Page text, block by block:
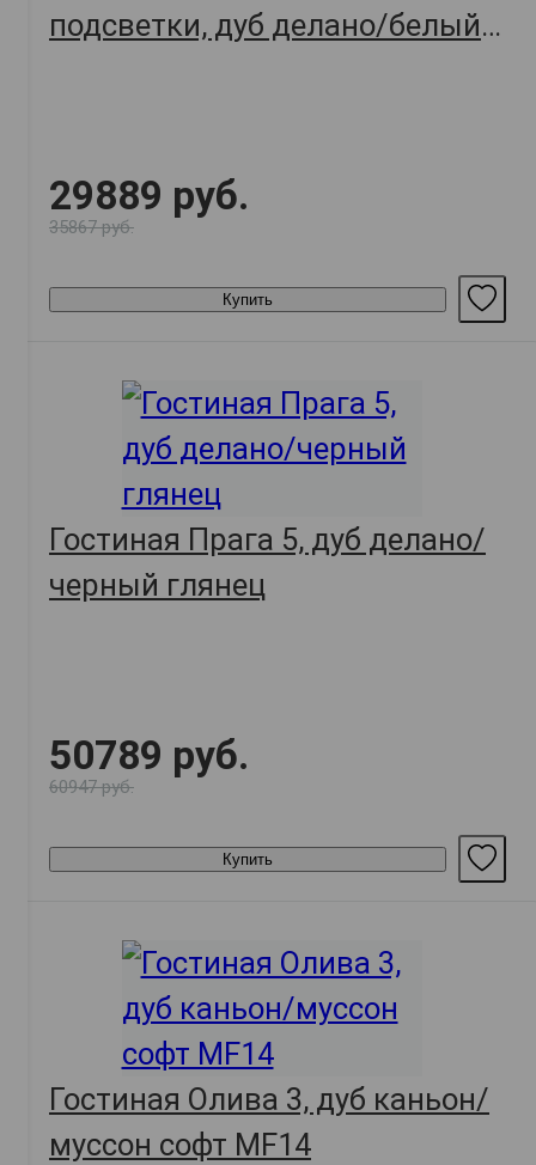
подсветки, дуб делано/белый
29889 руб.
35867 руб.
Купить
Гостиная Прага 5, дуб делано/
черный глянец
50789 руб.
60947 руб.
Купить
Гостиная Олива 3, дуб каньон/
муссон софт MF14